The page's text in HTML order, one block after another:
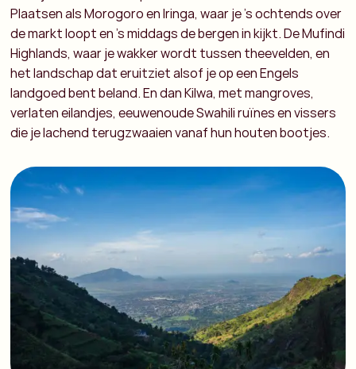
Plaatsen als Morogoro en Iringa, waar je ’s ochtends over
de markt loopt en ’s middags de bergen in kijkt. De Mufindi
Highlands, waar je wakker wordt tussen theevelden, en
het landschap dat eruitziet alsof je op een Engels
landgoed bent beland. En dan Kilwa, met mangroves,
verlaten eilandjes, eeuwenoude Swahili ruïnes en vissers
die je lachend terugzwaaien vanaf hun houten bootjes.